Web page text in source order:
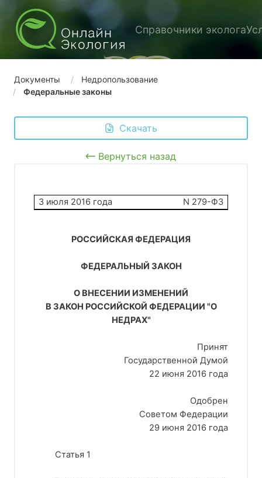
Справочники эколога
Документы
Недропользование
Федеральные законы
Скачать
Вернуться назад
3 июля 2016 года N 279-ФЗ
РОССИЙСКАЯ ФЕДЕРАЦИЯ
ФЕДЕРАЛЬНЫЙ ЗАКОН
О ВНЕСЕНИИ ИЗМЕНЕНИЙ
В ЗАКОН РОССИЙСКОЙ ФЕДЕРАЦИИ "О
НЕДРАХ"
Принят
Государственной Думой
22 июня 2016 года
Одобрен
Советом Федерации
29 июня 2016 года
Статья 1